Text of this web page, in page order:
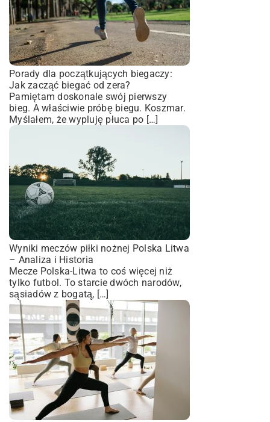
Porady dla początkujących biegaczy:
Jak zacząć biegać od zera?
Pamiętam doskonale swój pierwszy
bieg. A właściwie próbę biegu. Koszmar.
Myślałem, że wypluję płuca po […]
Wyniki meczów piłki nożnej Polska Litwa
– Analiza i Historia
Mecze Polska-Litwa to coś więcej niż
tylko futbol. To starcie dwóch narodów,
sąsiadów z bogatą, […]